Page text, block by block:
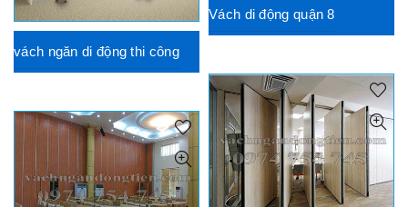
Vách di động quận 8
vách ngăn di động thi công